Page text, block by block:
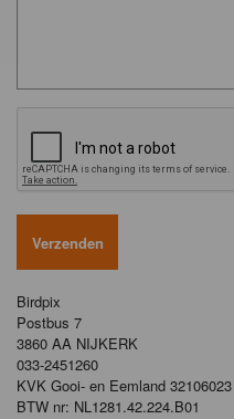
Birdpix
Postbus 7
3860 AA NIJKERK
033-2451260
KVK Gooi- en Eemland 32106023
BTW nr: NL1281.42.224.B01